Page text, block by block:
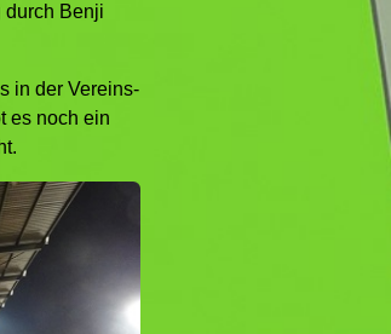
durch Benji
in der Vereins-
es noch ein